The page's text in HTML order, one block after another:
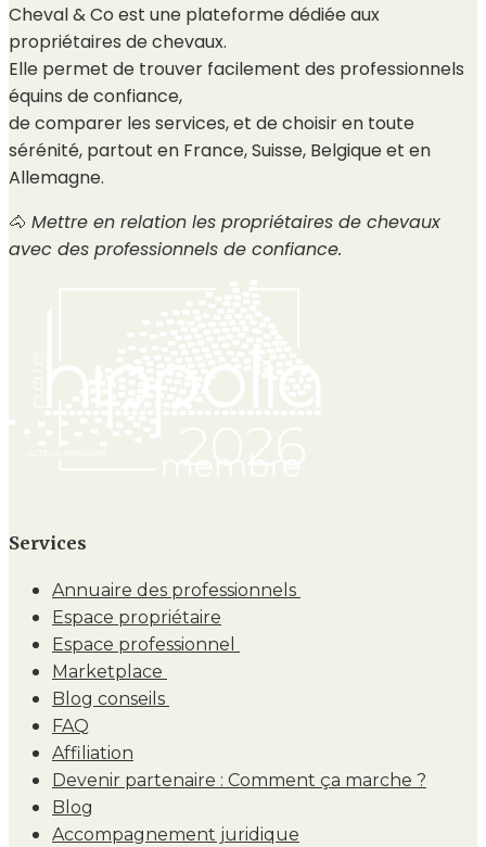
Cheval & Co est une plateforme dédiée aux
propriétaires de chevaux.
Elle permet de trouver facilement des professionnels
équins de confiance,
de comparer les services, et de choisir en toute
sérénité, partout en France, Suisse, Belgique et en
Allemagne.
🐴 Mettre en relation les propriétaires de chevaux
avec des professionnels de confiance.
Services
Annuaire des professionnels
Espace propriétaire
Espace professionnel
Marketplace
Blog conseils
FAQ
Affiliation
Devenir partenaire : Comment ça marche ?
Blog
Accompagnement juridique